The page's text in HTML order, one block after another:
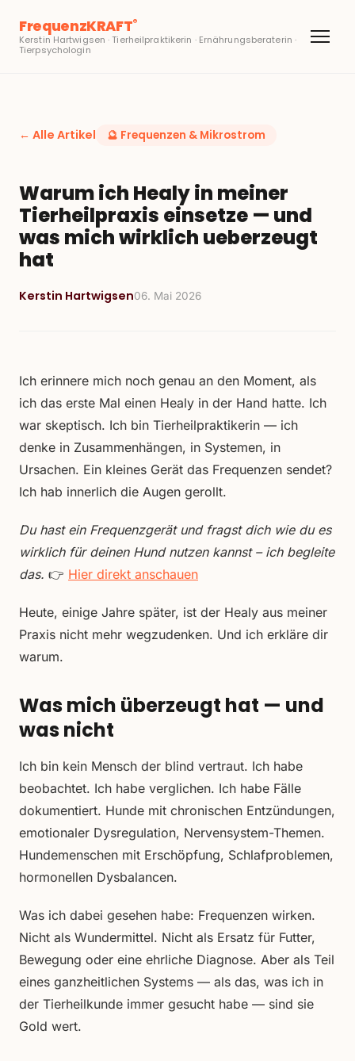
FrequenzKRAFT®
Kerstin Hartwigsen · Tierheilpraktikerin · Ernährungsberaterin ·
Tierpsychologin
← Alle Artikel 🔮 Frequenzen & Mikrostrom
Warum ich Healy in meiner
Tierheilpraxis einsetze — und
was mich wirklich ueberzeugt
hat
Kerstin Hartwigsen06. Mai 2026
Ich erinnere mich noch genau an den Moment, als
ich das erste Mal einen Healy in der Hand hatte. Ich
war skeptisch. Ich bin Tierheilpraktikerin — ich
denke in Zusammenhängen, in Systemen, in
Ursachen. Ein kleines Gerät das Frequenzen sendet?
Ich hab innerlich die Augen gerollt.
Du hast ein Frequenzgerät und fragst dich wie du es
wirklich für deinen Hund nutzen kannst – ich begleite
das. 👉 Hier direkt anschauen
Heute, einige Jahre später, ist der Healy aus meiner
Praxis nicht mehr wegzudenken. Und ich erkläre dir
warum.
Was mich überzeugt hat — und
was nicht
Ich bin kein Mensch der blind vertraut. Ich habe
beobachtet. Ich habe verglichen. Ich habe Fälle
dokumentiert. Hunde mit chronischen Entzündungen,
emotionaler Dysregulation, Nervensystem-Themen.
Hundemenschen mit Erschöpfung, Schlafproblemen,
hormonellen Dysbalancen.
Was ich dabei gesehen habe: Frequenzen wirken.
Nicht als Wundermittel. Nicht als Ersatz für Futter,
Bewegung oder eine ehrliche Diagnose. Aber als Teil
eines ganzheitlichen Systems — als das, was ich in
der Tierheilkunde immer gesucht habe — sind sie
Gold wert.